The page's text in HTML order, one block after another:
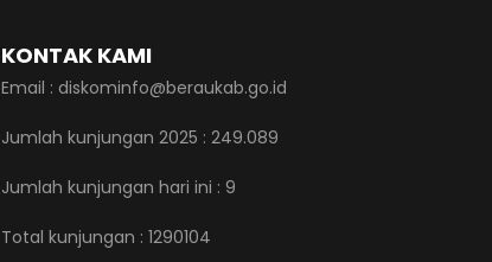
KONTAK KAMI
Email : diskominfo@beraukab.go.id
Jumlah kunjungan 2025 : 249.089
Jumlah kunjungan hari ini : 9
Total kunjungan : 1290104